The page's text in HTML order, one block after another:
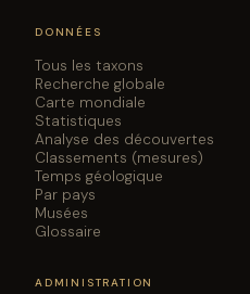
DONNÉES
Tous les taxons
Recherche globale
Carte mondiale
Statistiques
Analyse des découvertes
Classements (mesures)
Temps géologique
Par pays
Musées
Glossaire
ADMINISTRATION